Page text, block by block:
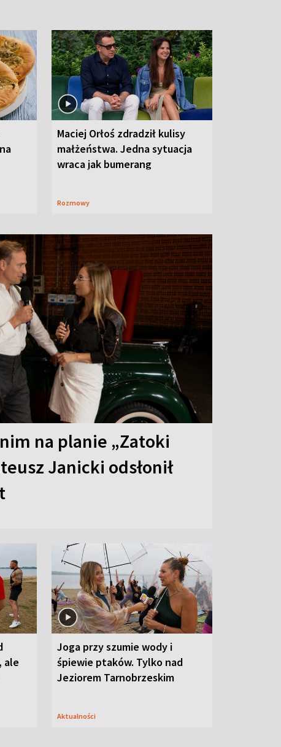
Maciej Orłoś zdradził kulisy
małżeństwa. Jedna sytuacja
wraca jak bumerang
Rozmowy
na planie „Zatoki
Janicki odsłonił
ale
Joga przy szumie wody i
śpiewie ptaków. Tylko nad
Jeziorem Tarnobrzeskim
Aktualności